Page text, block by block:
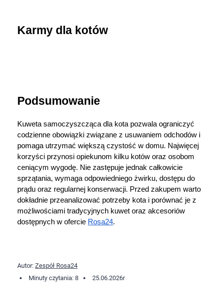
Karmy dla kotów
Podsumowanie
Kuweta samoczyszcząca dla kota pozwala ograniczyć
codzienne obowiązki związane z usuwaniem odchodów i
pomaga utrzymać większą czystość w domu. Najwięcej
korzyści przynosi opiekunom kilku kotów oraz osobom
ceniącym wygodę. Nie zastępuje jednak całkowicie
sprzątania, wymaga odpowiedniego żwirku, dostępu do
prądu oraz regularnej konserwacji. Przed zakupem warto
dokładnie przeanalizować potrzeby kota i porównać je z
możliwościami tradycyjnych kuwet oraz akcesoriów
dostępnych w ofercie Rosa24.
Autor: Zespół Rosa24
Minuty czytania: 8
25.06.2026r